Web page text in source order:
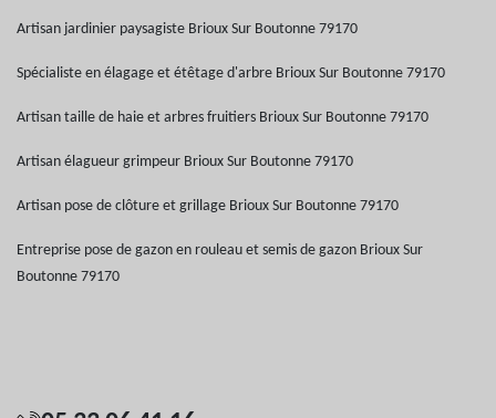
Artisan jardinier paysagiste Brioux Sur Boutonne 79170
Spécialiste en élagage et étêtage d'arbre Brioux Sur Boutonne 79170
Artisan taille de haie et arbres fruitiers Brioux Sur Boutonne 79170
Artisan élagueur grimpeur Brioux Sur Boutonne 79170
Artisan pose de clôture et grillage Brioux Sur Boutonne 79170
Entreprise pose de gazon en rouleau et semis de gazon Brioux Sur
Boutonne 79170